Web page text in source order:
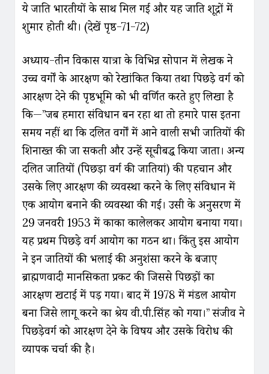
ये जाति भारतीयों के साथ मिल गई और यह जाति शूद्रों में
शुमार होती थी। (देखें पृष्ठ-71-72)
अध्याय-तीन विकास यात्रा के विभिन्न सोपान में लेखक ने
उच्च वर्गों के आरक्षण को रेखांकित किया तथा पिछड़े वर्ग को
आरक्षण देने की पृष्ठभूमि को भी वर्णित करते हुए लिखा है
कि—”जब हमारा संविधान बन रहा था तो हमारे पास इतना
समय नहीं था कि दलित वर्गों में आने वाली सभी जातियों की
शिनाख्त की जा सकती और उन्हें सूचीबद्ध किया जाता। अन्य
दलित जातियों (पिछड़ा वर्ग की जातियां) की पहचान और
उसके लिए आरक्षण की व्यवस्था करने के लिए संविधान में
एक आयोग बनाने की व्यवस्था की गई। उसी के अनुसरण में
29 जनवरी 1953 में काका कालेलकर आयोग बनाया गया।
यह प्रथम पिछड़े वर्ग आयोग का गठन था। किंतु इस आयोग
ने इन जातियों की भलाई की अनुशंसा करने के बजाए
ब्राह्मणवादी मानसिकता प्रकट की जिससे पिछड़ों का
आरक्षण खटाई में पड़ गया। बाद में 1978 में मंडल आयोग
बना जिसे लागू करने का श्रेय वी.पी.सिंह को गया।” संजीव ने
पिछड़ेवर्ग को आरक्षण देने के विषय और उसके विरोध की
व्यापक चर्चा की है।